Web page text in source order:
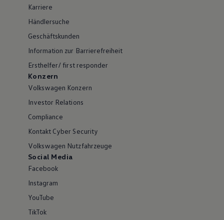
Karriere
Händlersuche
Geschäftskunden
Information zur Barrierefreiheit
Ersthelfer/ first responder
Konzern
Volkswagen Konzern
Investor Relations
Compliance
Kontakt Cyber Security
Volkswagen Nutzfahrzeuge
Social Media
Facebook
Instagram
YouTube
TikTok